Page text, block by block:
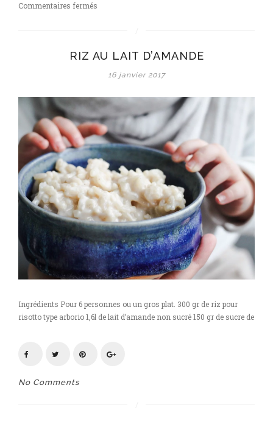
Commentaires fermés
d’amande
RIZ AU LAIT D’AMANDE
16 janvier 2017
Ingrédients Pour 6 personnes ou un gros plat. 300 gr de riz pour
risotto type arborio 1,6l de lait d’amande non sucré 150 gr de sucre de
No Comments